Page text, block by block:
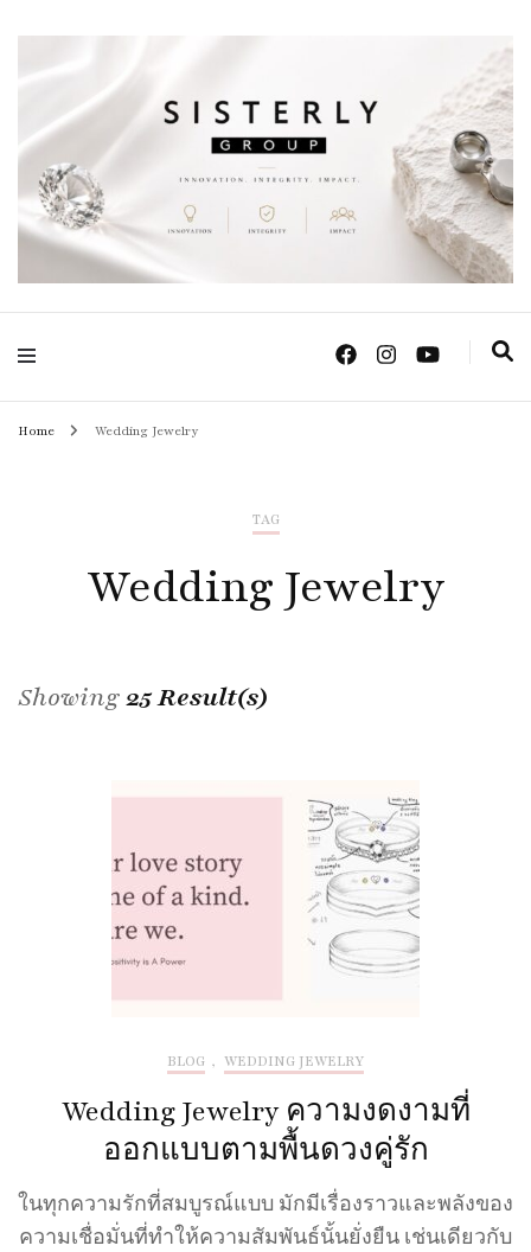
Sisterly Group
Thailand
Positive Power Jewelry แหวนแต่งงาน เครื่องประดับผู้หญิง จิวเวลรี จันทบุรี
Home Wedding Jewelry
TAG
Wedding Jewelry
Showing25 Result(s)
BLOG , WEDDING JEWELRY
Wedding Jewelry ความงดงามที่
ออกแบบตามพื้นดวงคู่รัก
ในทุกความรักที่สมบูรณ์แบบ มักมีเรื่องราวและพลังของ
ความเชื่อมั่นที่ทำให้ความสัมพันธ์นั้นยั่งยืน เช่นเดียวกับ